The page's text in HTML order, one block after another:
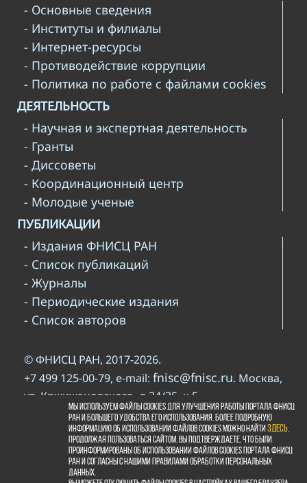
- Основные сведения
- Институты и филиалы
- Интернет-ресурсы
- Противодействие коррупции
- Политика по работе с файлами cookies
ДЕЯТЕЛЬНОСТЬ
- Научная и экспертная деятельность
- Гранты
- Диссоветы
- Координационный центр
- Молодые ученые
ПУБЛИКАЦИИ
- Издания ФНИСЦ РАН
- Список публикаций
- Журналы
- Периодические издания
- Список авторов
© ФНИСЦ РАН, 2017-2026.
+7 499 125-00-79, e-mail: fnisc@fnisc.ru. Москва,
ул. Кржижановского, д.24/35, к.5
При использовании материалов сайта ФНИСЦ
РАН просьба давать ссылку наwww.fnisc.ru.
Пожалуйста, познакомьтесь справилами
копирайта
Мы используем файлы cookies для улучшения работы портала ФНИСЦ
РАН и большего удобства его использования. Более подробную
информацию об использовании файлов cookies можно найтиздесь.
Продолжая пользоваться сайтом, Вы подтверждаете, что были
проинформированы об использовании файлов cookies портала ФНИСЦ
РАН и согласны с нашими правилами обработки персональных
данных.